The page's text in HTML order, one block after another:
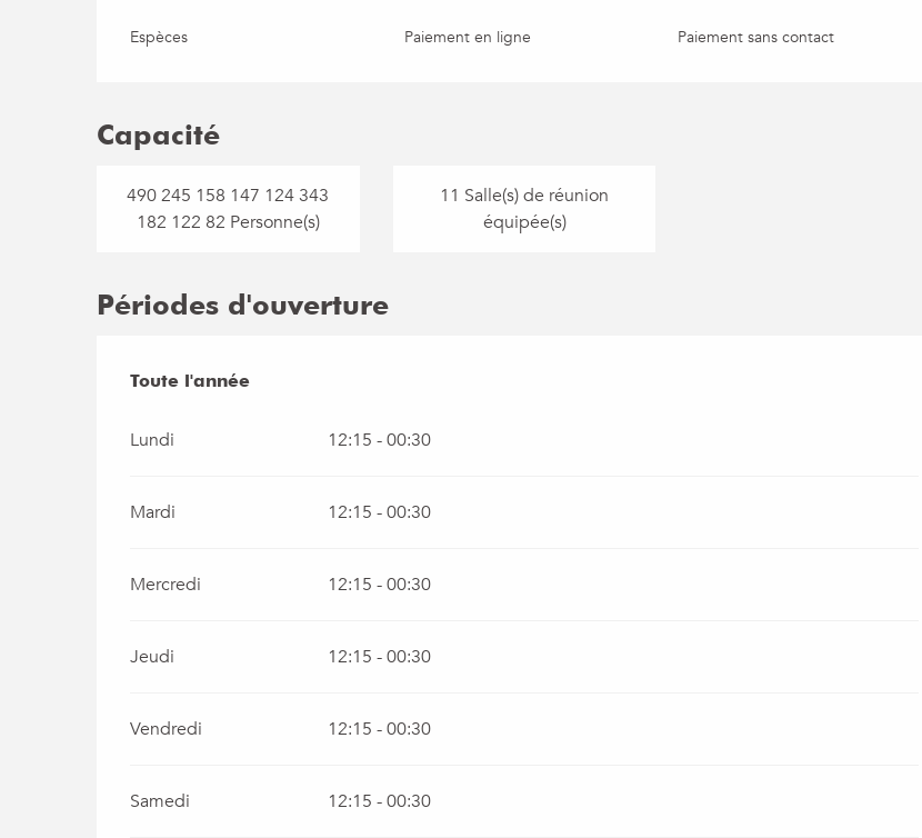
Espèces Paiement en ligne Paiement sans contact
Capacité
490 245 158 147 124 343
182 122 82 Personne(s)
11 Salle(s) de réunion
équipée(s)
Périodes d'ouverture
Toute l'année
Toute l'année
Lundi 12:15 - 00:30
Mardi 12:15 - 00:30
Mercredi 12:15 - 00:30
Jeudi 12:15 - 00:30
Vendredi 12:15 - 00:30
Samedi 12:15 - 00:30